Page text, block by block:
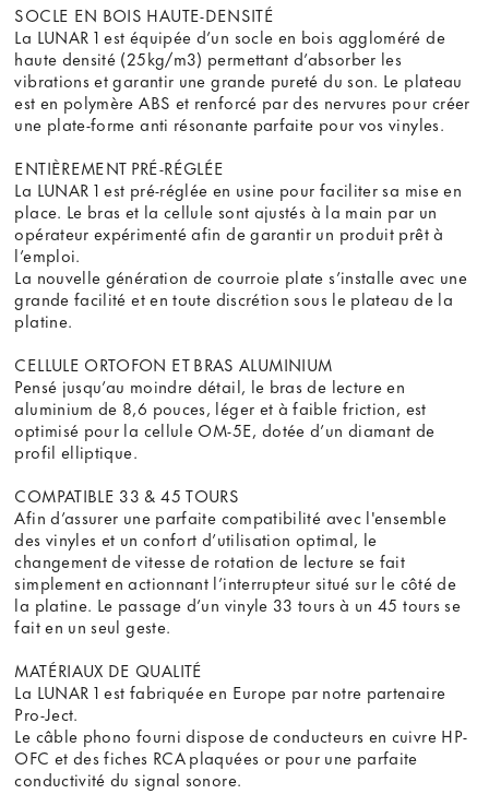
SOCLE EN BOIS HAUTE-DENSITÉ
La LUNAR 1 est équipée d’un socle en bois aggloméré de
haute densité (25kg/m3) permettant d’absorber les
vibrations et garantir une grande pureté du son. Le plateau
est en polymère ABS et renforcé par des nervures pour créer
une plate-forme anti résonante parfaite pour vos vinyles.
ENTIÈREMENT PRÉ-RÉGLÉE
La LUNAR 1 est pré-réglée en usine pour faciliter sa mise en
place. Le bras et la cellule sont ajustés à la main par un
opérateur expérimenté afin de garantir un produit prêt à
l’emploi.
La nouvelle génération de courroie plate s’installe avec une
grande facilité et en toute discrétion sous le plateau de la
platine.
CELLULE ORTOFON ET BRAS ALUMINIUM
Pensé jusqu’au moindre détail, le bras de lecture en
aluminium de 8,6 pouces, léger et à faible friction, est
optimisé pour la cellule OM-5E, dotée d’un diamant de
profil elliptique.
COMPATIBLE 33 & 45 TOURS
Afin d’assurer une parfaite compatibilité avec l'ensemble
des vinyles et un confort d’utilisation optimal, le
changement de vitesse de rotation de lecture se fait
simplement en actionnant l’interrupteur situé sur le côté de
la platine. Le passage d’un vinyle 33 tours à un 45 tours se
fait en un seul geste.
MATÉRIAUX DE QUALITÉ
La LUNAR 1 est fabriquée en Europe par notre partenaire
Pro-Ject.
Le câble phono fourni dispose de conducteurs en cuivre HP-
OFC et des fiches RCA plaquées or pour une parfaite
conductivité du signal sonore.